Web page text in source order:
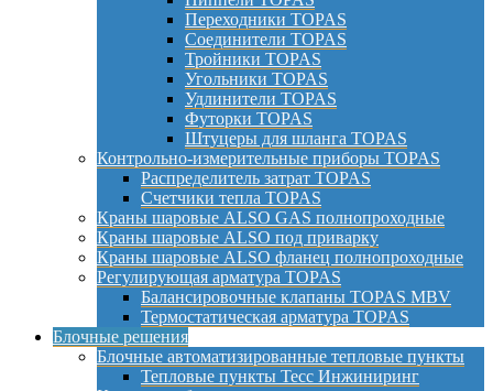
Переходники TOPAS
Соединители TOPAS
Тройники TOPAS
Угольники TOPAS
Удлинители TOPAS
Футорки TOPAS
Штуцеры для шланга TOPAS
Контрольно-измерительные приборы TOPAS
Распределитель затрат TOPAS
Счетчики тепла TOPAS
Краны шаровые ALSO GAS полнопроходные
Краны шаровые ALSO под приварку
Краны шаровые ALSO фланец полнопроходные
Регулирующая арматура TOPAS
Балансировочные клапаны TOPAS MBV
Термостатическая арматура TOPAS
Блочные решения
Блочные автоматизированные тепловые пункты
Тепловые пункты Тесс Инжиниринг